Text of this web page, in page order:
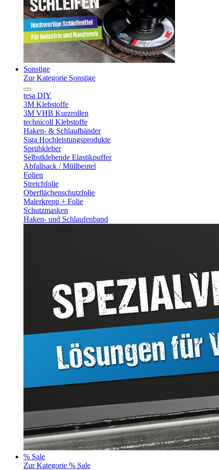
Sonstige
Zur Kategorie Sonstige
tesa DIY
3M Klebstoffe
3M VHB Kurzrollen
technicoll Klebstoffe
Haken- & Schlaufbänder
Siga Hochleistungsprodukte
Sprühkleber
Selbstklebende Elastikpuffer
Abfallsack / Müllbeutel
Folien
Stretchfolie
Oberflächenschutzfolie
Malerkrepp + Folie
Schutzmasken
Haken- und Schlaufenband
% Sale
Zur Kategorie % Sale